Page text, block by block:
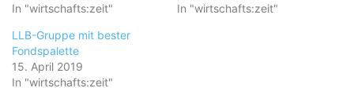
In "wirtschafts:zeit"
In "wirtschafts:zeit"
LLB-Gruppe mit bester
Fondspalette
15. April 2019
In "wirtschafts:zeit"